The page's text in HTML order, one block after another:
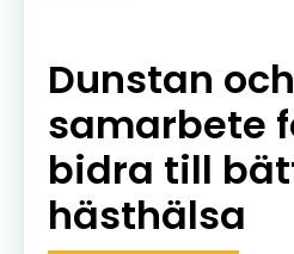
Dunstan
samarbete
bidra till
hästhälsa